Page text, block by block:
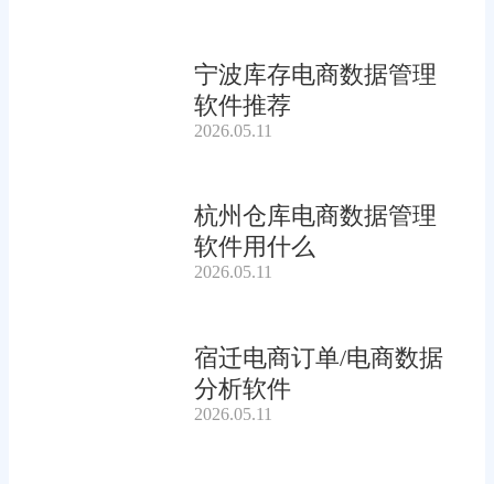
宁波库存电商数据管理
软件推荐
2026.05.11
杭州仓库电商数据管理
软件用什么
2026.05.11
宿迁电商订单/电商数据
分析软件
2026.05.11